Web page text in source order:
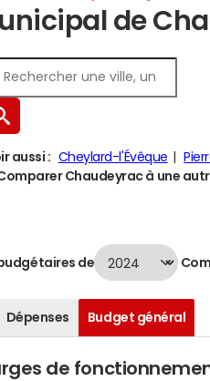
de
aussi : Cheylard-l'Évêque
Chaudeyrac à une
de
Dépenses Budget général
de